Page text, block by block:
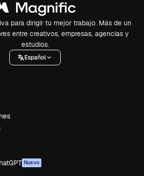
para dirigir tu mejor trabajo. Más de un
entre creativos, empresas, agencias y
estudios.
Español
Nuevo